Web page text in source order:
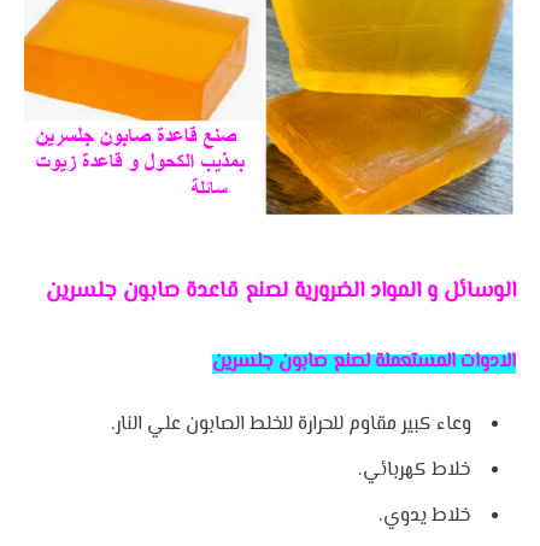
الوسائل و المواد الضرورية لصنع قاعدة صابون جلسرين
الادوات المستعملة لصنع صابون جلسرين
وعاء كبير مقاوم للحرارة للخلط الصابون علي النار.
خلاط كهربائي.
خلاط يدوي.